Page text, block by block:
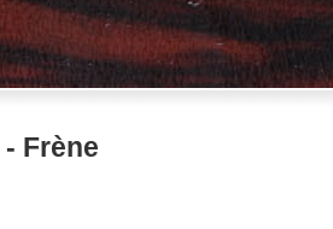
- Frène